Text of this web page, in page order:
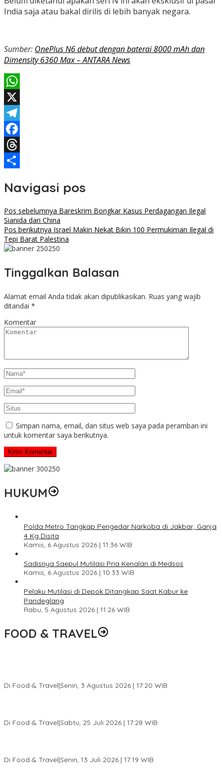
India saja atau bakal dirilis di lebih banyak negara.
Sumber: OnePlus N6 debut dengan baterai 8000 mAh dan
Dimensity 6360 Max – ANTARA News
WhatsApp
X
Telegram
Facebook
Threads
Navigasi pos
Pos sebelumnya Bareskrim Bongkar Kasus Perdagangan Ilegal
Sianida dari China
Pos berikutnya Israel Makin Nekat Bikin 100 Permukiman Ilegal di
Tepi Barat Palestina
Tinggalkan Balasan
Alamat email Anda tidak akan dipublikasikan. Ruas yang wajib
ditandai *
Komentar
Simpan nama, email, dan situs web saya pada peramban ini
untuk komentar saya berikutnya.
HUKUM
Polda Metro Tangkap Pengedar Narkoba di Jakbar, Ganja
4 Kg Disita
Kamis, 6 Agustus 2026 | 11:36 WIB
Sadisnya Saepul Mutilasi Pria Kenalan di Medsos
Kamis, 6 Agustus 2026 | 10:33 WIB
Pelaku Mutilasi di Depok Ditangkap Saat Kabur ke
Pandeglang
Rabu, 5 Agustus 2026 | 11:26 WIB
FOOD & TRAVEL
Di Food & Travel|Senin, 3 Agustus 2026 | 17:20 WIB
Di Food & Travel|Sabtu, 25 Juli 2026 | 17:28 WIB
Di Food & Travel|Senin, 13 Juli 2026 | 17:19 WIB